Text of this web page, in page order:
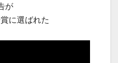
が
に選ばれた